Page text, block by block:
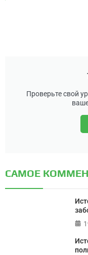
Проверьте свой
САМОЕ